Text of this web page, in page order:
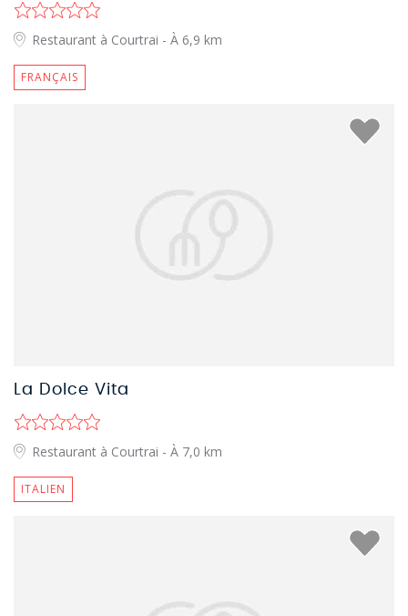
Restaurant à Courtrai - À 6,9 km
FRANÇAIS
La Dolce Vita
Restaurant à Courtrai - À 7,0 km
ITALIEN